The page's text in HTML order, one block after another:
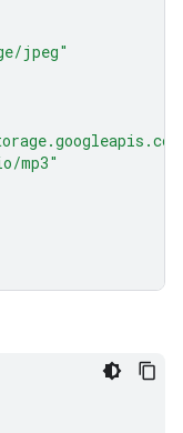
jpeg"
mp3"